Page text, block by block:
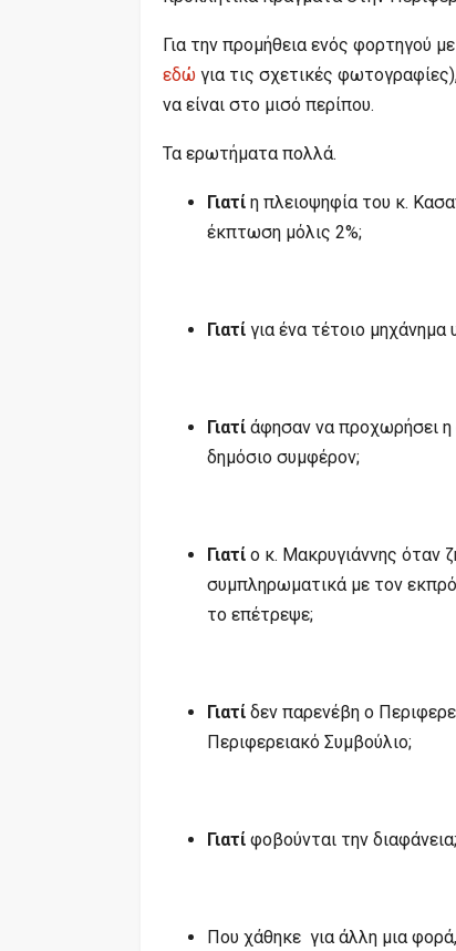
Για την προμήθεια ενός φορτηγού
εδώ για τις σχετικές
να είναι στο μισό περίπου.
Τα ερωτήματα πολλά.
Γιατί η πλειοψηφία του κ.
έκπτωση μόλις 2%;
Γιατί για ένα τέτοιο
Γιατί άφησαν να προχωρήσει η
δημόσιο συμφέρον;
Γιατί ο κ. Μακρυγιάννης όταν
συμπληρωματικά με τον
το επέτρεψε;
Γιατί δεν παρενέβη ο
Περιφερειακό Συμβούλιο;
Γιατί φοβούνται την διαφάνεια;
Που χάθηκε για άλλη μια